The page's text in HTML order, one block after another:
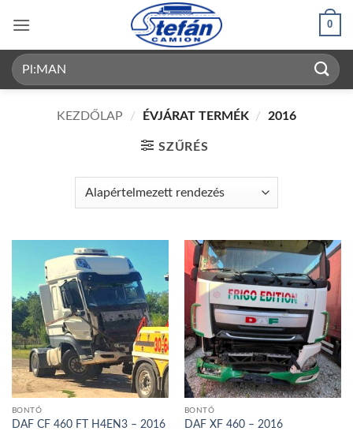
content
0
Keresés
a
KEZDŐLAP / ÉVJÁRAT TERMÉK / 2016
SZŰRÉS
BONTÓ
DAF CF 460 FT H4EN3 – 2016
BONTÓ
DAF XF 460 – 2016